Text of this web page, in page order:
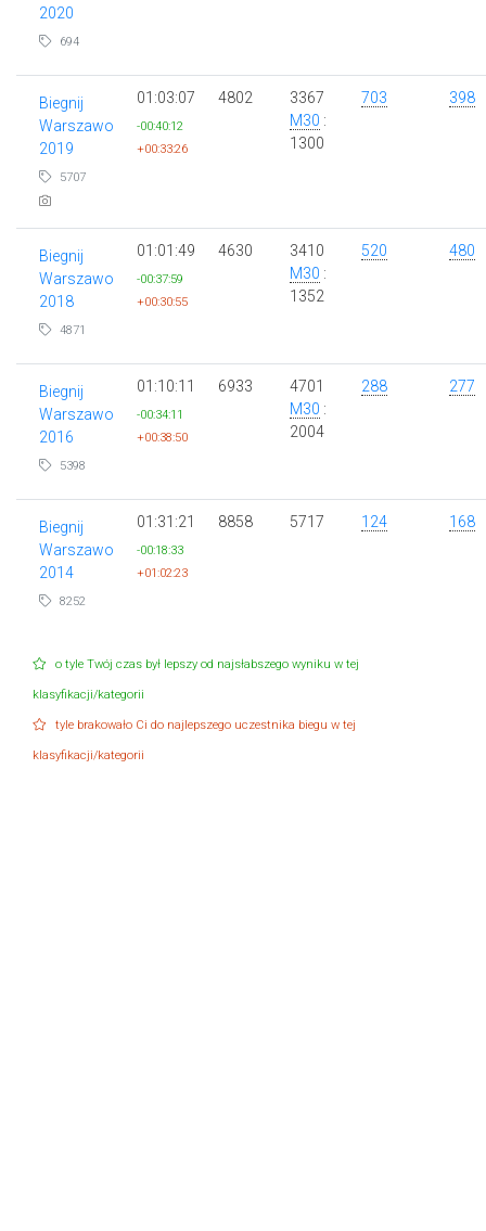
2020
694
Biegnij
Warszawo
2019
5707
01:03:07
-00:40:12
+00:33:26
4802
3367
M30 :
1300
703 398
Biegnij
Warszawo
2018
4871
01:01:49
-00:37:59
+00:30:55
4630
3410
M30 :
1352
520 480
Biegnij
Warszawo
2016
5398
01:10:11
-00:34:11
+00:38:50
6933
4701
M30 :
2004
288 277
Biegnij
Warszawo
2014
8252
01:31:21
-00:18:33
+01:02:23
8858 5717 124 168
o tyle Twój czas był lepszy od najsłabszego wyniku w tej
klasyfikacji/kategorii
tyle brakowało Ci do najlepszego uczestnika biegu w tej
klasyfikacji/kategorii